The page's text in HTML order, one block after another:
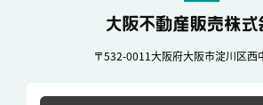
〒532-0011大阪府大阪市淀川区西